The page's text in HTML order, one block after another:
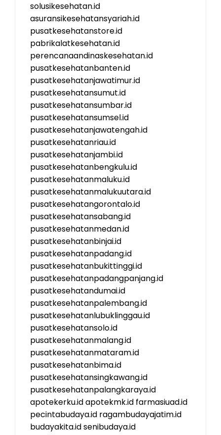
solusikesehatan.id
asuransikesehatansyariah.id
pusatkesehatanstore.id
pabrikalatkesehatan.id
perencanaandinaskesehatan.id
pusatkesehatanbanten.id
pusatkesehatanjawatimur.id
pusatkesehatansumut.id
pusatkesehatansumbar.id
pusatkesehatansumsel.id
pusatkesehatanjawatengah.id
pusatkesehatanriau.id
pusatkesehatanjambi.id
pusatkesehatanbengkulu.id
pusatkesehatanmaluku.id
pusatkesehatanmalukuutara.id
pusatkesehatangorontalo.id
pusatkesehatansabang.id
pusatkesehatanmedan.id
pusatkesehatanbinjai.id
pusatkesehatanpadang.id
pusatkesehatanbukittinggi.id
pusatkesehatanpadangpanjang.id
pusatkesehatandumai.id
pusatkesehatanpalembang.id
pusatkesehatanlubuklinggau.id
pusatkesehatansolo.id
pusatkesehatanmalang.id
pusatkesehatanmataram.id
pusatkesehatanbima.id
pusatkesehatansingkawang.id
pusatkesehatanpalangkaraya.id
apotekerku.idapotekmk.id farmasiuad.id
pecintabudaya.id ragambudayajatim.id
budayakita.idsenibudaya.id